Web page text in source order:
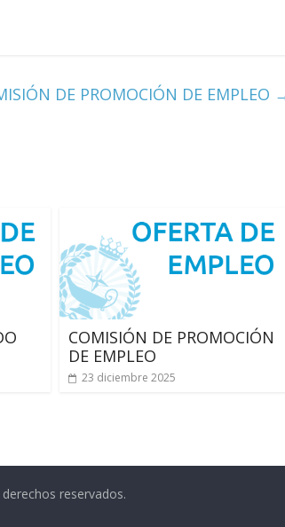
DE PROMOCIÓN DE EMPLEO
COMISIÓN DE PROMOCIÓN
DE EMPLEO
23 diciembre 2025
reservados.